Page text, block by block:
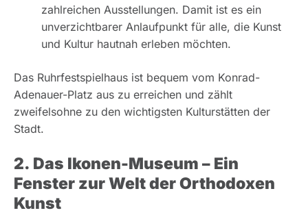
zahlreichen Ausstellungen. Damit ist es ein
unverzichtbarer Anlaufpunkt für alle, die Kunst
und Kultur hautnah erleben möchten.
Das Ruhrfestspielhaus ist bequem vom Konrad-
Adenauer-Platz aus zu erreichen und zählt
zweifelsohne zu den wichtigsten Kulturstätten der
Stadt.
2. Das Ikonen-Museum – Ein
Fenster zur Welt der Orthodoxen
Kunst